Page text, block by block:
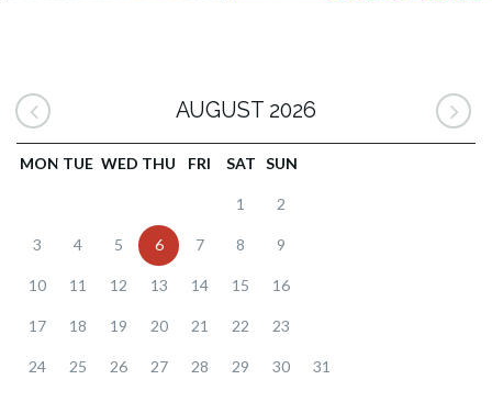
AUGUST 2026
MON TUE WED THU FRI SAT SUN
1 2
3 4 5 6 7 8 9
10 11 12 13 14 15 16
17 18 19 20 21 22 23
24 25 26 27 28 29 30 31